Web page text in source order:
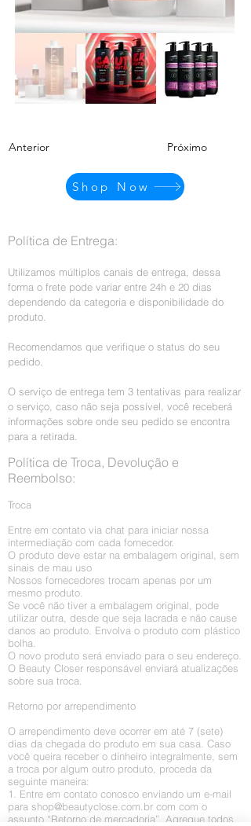
Anterior Próximo
Shop Now
Política de Entrega:
Utilizamos múltiplos canais de entrega, dessa
forma o frete pode variar entre 24h e 20 dias
dependendo da categoria e disponibilidade do
produto.
Recomendamos que verifique o status do seu
pedido.
O serviço de entrega tem 3 tentativas para realizar
o serviço, caso não seja possível, você receberá
informações sobre onde seu pedido se encontra
para a retirada.
Política de Troca, Devolução e
Reembolso:
Troca
Entre em contato via chat para iniciar nossa
intermediação com cada fornecedor.
O produto deve estar na embalagem original, sem
sinais de mau uso
Nossos fornecedores trocam apenas por um
mesmo produto.
Se você não tiver a embalagem original, pode
utilizar outra, desde que seja lacrada e não cause
danos ao produto. Envolva o produto com plástico
bolha.
O novo produto será enviado para o seu endereço.
O Beauty Closer responsável enviará atualizações
sobre sua troca.
Retorno por arrependimento
O arrependimento deve ocorrer em até 7 (sete)
dias da chegada do produto em sua casa. Caso
você queira receber o dinheiro integralmente, sem
a troca por algum outro produto, proceda da
seguinte maneira:
1. Entre em contato conosco enviando um e-mail
para shop@beautyclose.com.br com com o
assunto “Retorno de mercadoria”. Agregue todos